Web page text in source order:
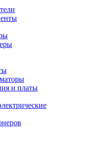
и платы